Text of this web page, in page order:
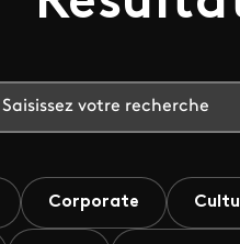
Corporate